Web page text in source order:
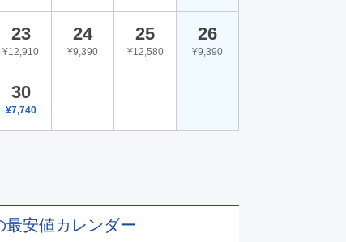
23
¥12,910
24
¥9,390
25
¥12,580
26
¥9,390
30
¥7,740
最安値カレンダー